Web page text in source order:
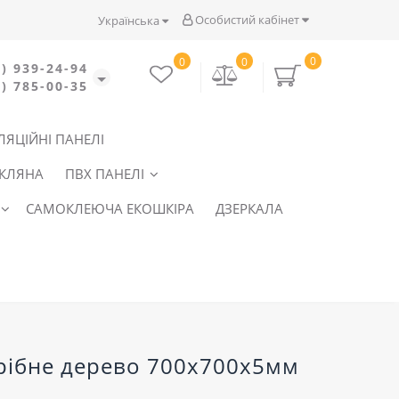
Особистий кабінет
Українська
939-24-94
785-00-35
0
0
0
ПАНЕЛІ
ПВХ ПАНЕЛІ
САМОКЛЕЮЧА ЕКОШКІРА
ДЗЕРКАЛА
дерево 700x700x5мм